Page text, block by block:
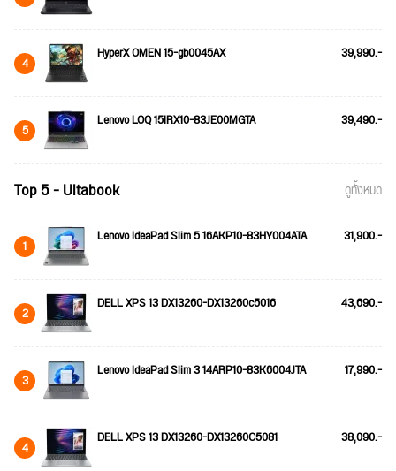
4 HyperX OMEN 15-gb0045AX 39,990.-
5 Lenovo LOQ 15IRX10-83JE00MGTA 39,490.-
Top 5 - Ultabook ดูทั้งหมด
1 Lenovo IdeaPad Slim 5 16AKP10-83HY004ATA 31,900.-
2 DELL XPS 13 DX13260-DX13260c5016 43,690.-
3 Lenovo IdeaPad Slim 3 14ARP10-83K6004JTA 17,990.-
4 DELL XPS 13 DX13260-DX13260C5081 38,090.-